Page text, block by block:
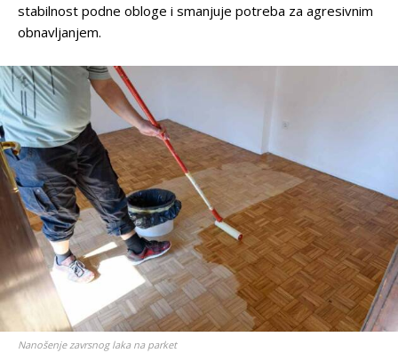
stabilnost podne obloge i smanjuje potreba za agresivnim
obnavljanjem.
Nanošenje zavrsnog laka na parket